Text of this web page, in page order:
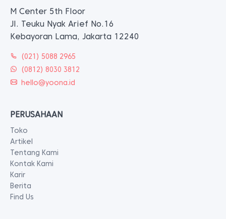
M Center 5th Floor
Jl. Teuku Nyak Arief No.16
Kebayoran Lama, Jakarta 12240
(021) 5088 2965
(0812) 8030 3812
hello@yoona.id
PERUSAHAAN
Toko
Artikel
Tentang Kami
Kontak Kami
Karir
Berita
Find Us